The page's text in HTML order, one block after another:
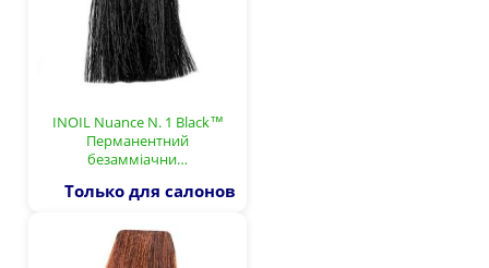
INOIL Nuance N. 1 Black™
Перманентний
безамміачни…
Только для салонов